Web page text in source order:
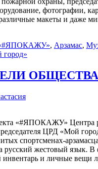
фотографии,
макеты и даже
, Арзамас,
«#ЯПОКАЖУ» Центра
ЦРД «Мой
спортсменах-
русский жестовый
инвентарь и личные вещи